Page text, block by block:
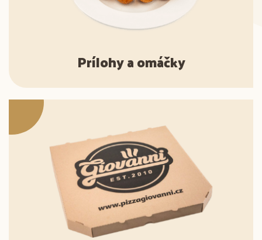
Prílohy a omáčky